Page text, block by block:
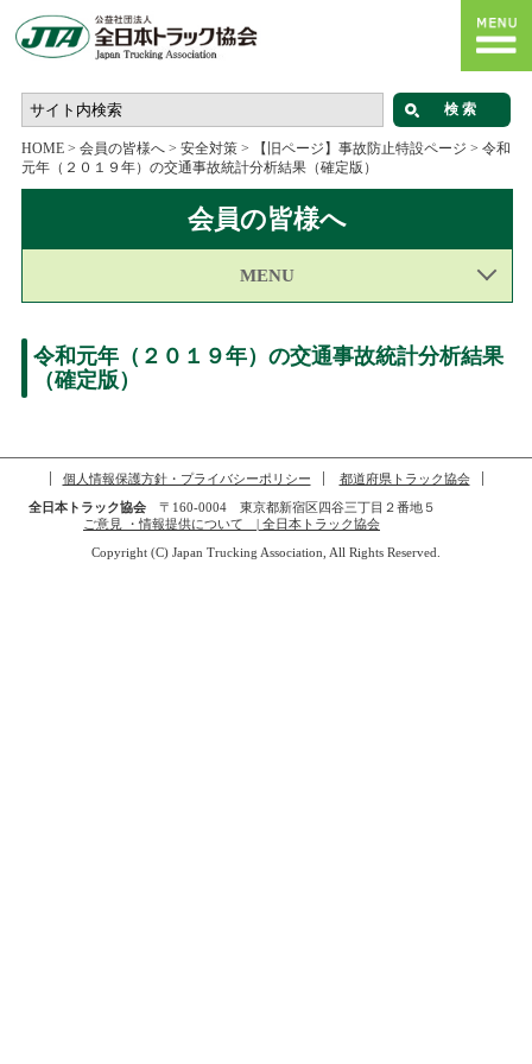
HOME> 会員の皆様へ> 安全対策> 【旧ページ】事故防止特設ページ > 令和
元年（２０１９年）の交通事故統計分析結果（確定版）
会員の皆様へ
MENU
令和元年（２０１９年）の交通事故統計分析結果
（確定版）
個人情報保護方針・プライバシーポリシー
都道府県トラック協会
全日本トラック協会〒160-0004 東京都新宿区四谷三丁目２番地５
ご意見 ・情報提供について | 全日本トラック協会
Copyright (C) Japan Trucking Association, All Rights Reserved.